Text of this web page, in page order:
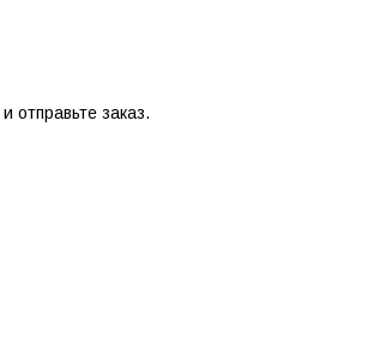
и отправьте заказ.